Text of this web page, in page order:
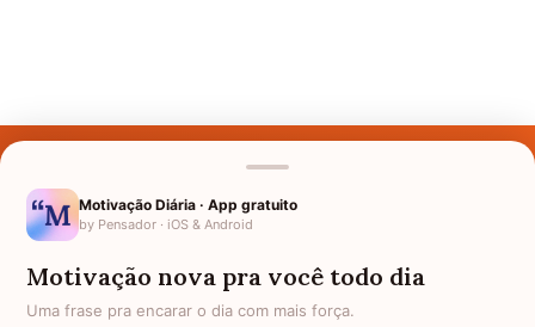
Nomes pelo Mundo
Motivação Diária · App gratuito
by Pensador · iOS & Android
Motivação nova pra você todo dia
Uma frase pra encarar o dia com mais força.